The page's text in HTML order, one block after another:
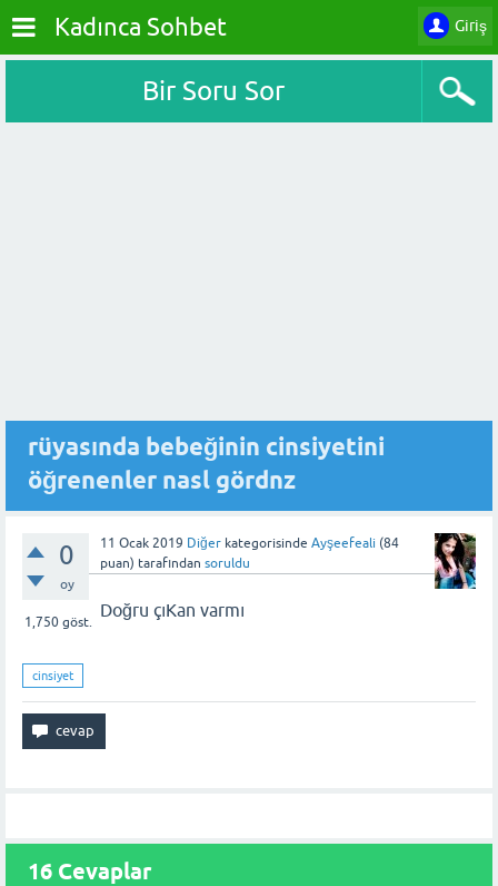
Giriş
Kadınca Sohbet
Bir Soru Sor
rüyasında bebeğinin cinsiyetini
öğrenenler nasl gördnz
0
oy
1,750 göst.
11 Ocak 2019 Diğer kategorisinde Ayşeefeali (84
puan) tarafından soruldu
Doğru çıKan varmı
cinsiyet
16 Cevaplar